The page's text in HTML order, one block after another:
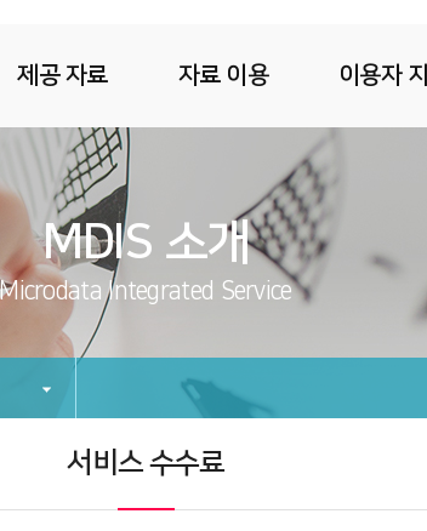
제공 자료 자료 이용 이용자
MDIS 소개
Microdata Integrated Service
서비스 수수료